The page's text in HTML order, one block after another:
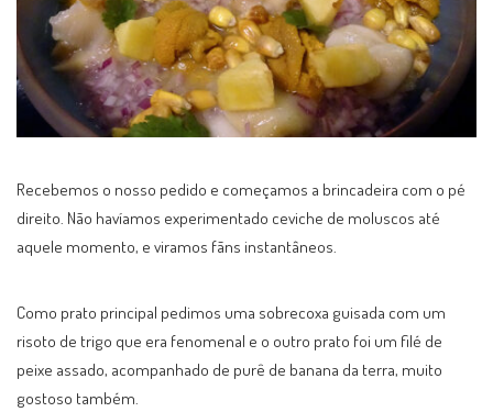
Recebemos o nosso pedido e começamos a brincadeira com o pé
direito. Não havíamos experimentado ceviche de moluscos até
aquele momento, e viramos fãns instantâneos.
Como prato principal pedimos uma sobrecoxa guisada com um
risoto de trigo que era fenomenal e o outro prato foi um filé de
peixe assado, acompanhado de purê de banana da terra, muito
gostoso também.